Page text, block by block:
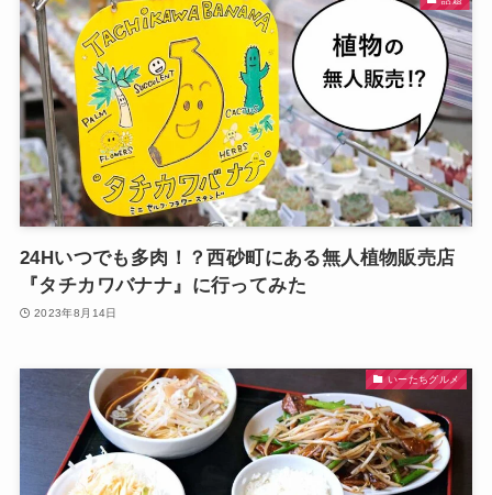
24Hいつでも多肉！？西砂町にある無人植物販売店
『タチカワバナナ』に行ってみた
2023年8月14日
いーたちグルメ